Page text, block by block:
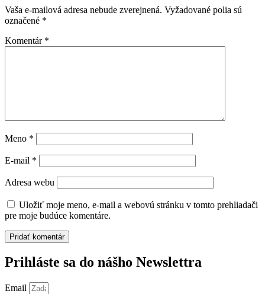
Vaša e-mailová adresa nebude zverejnená. Vyžadované polia sú
označené *
Komentár *
Meno *
E-mail *
Adresa webu
Uložiť moje meno, e-mail a webovú stránku v tomto prehliadači
pre moje budúce komentáre.
Prihláste sa do nášho Newslettra
Email